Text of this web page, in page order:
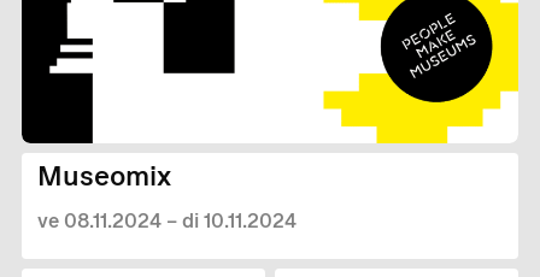
Museomix
ve 08.11.2024 – di 10.11.2024